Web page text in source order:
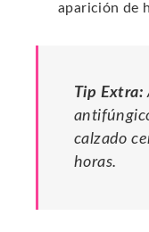
aparición de
Tip Extra:
calzado
horas.